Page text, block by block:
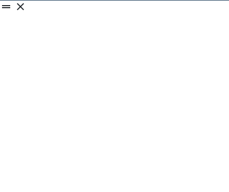
drag_handle close